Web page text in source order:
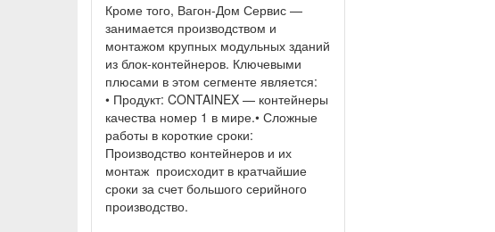
Кроме того, Вагон-Дом Сервис —
занимается производством и
монтажом крупных модульных зданий
из блок-контейнеров. Ключевыми
плюсами в этом сегменте является:
• Продукт: CONTAINEX — контейнеры
качества номер 1 в мире.• Сложные
работы в короткие сроки:
Производство контейнеров и их
монтаж происходит в кратчайшие
сроки за счет большого серийного
производство.